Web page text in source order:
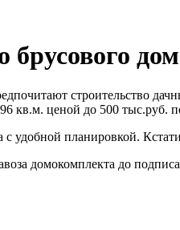
брусового
строительство
кв.м. ценой до 500 тыс.руб.
с удобной планировкой.
домокомплекта до